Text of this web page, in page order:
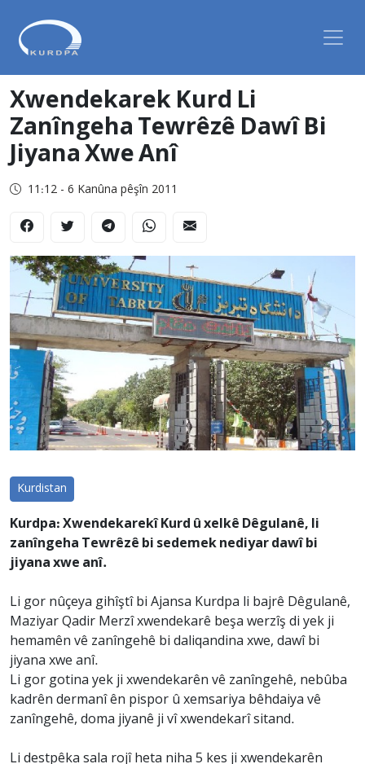
Xwendekarek Kurd Li
Zanîngeha Tewrêzê Dawî Bi
Jiyana Xwe Anî
11:12 - 6 Kanûna pêşîn 2011
Kurdistan
Kurdpa: Xwendekarekî Kurd û xelkê Dêgulanê, li
zanîngeha Tewrêzê bi sedemek nediyar dawî bi
jiyana xwe anî.
Li gor nûçeya gihîştî bi Ajansa Kurdpa li bajrê Dêgulanê,
Maziyar Qadir Merzî xwendekarê beşa werzîş di yek ji
hemamên vê zanîngehê bi daliqandina xwe, dawî bi
jiyana xwe anî.
Li gor gotina yek ji xwendekarên vê zanîngehê, nebûba
kadrên dermanî ên pispor û xemsariya bêhdaiya vê
zanîngehê, doma jiyanê ji vî xwendekarî sitand.
Li destpêka sala rojî heta niha 5 kes ji xwendekarên